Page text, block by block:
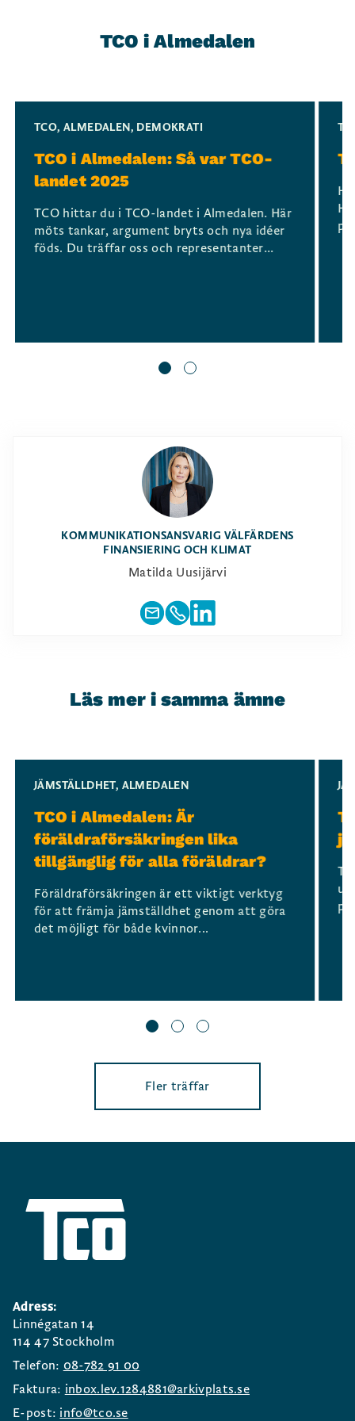
TCO i Almedalen
TCO,ALMEDALEN, DEMOKRATI
TCO i Almedalen: Så var TCO-
landet 2025
TCO hittar du i TCO-landet i Almedalen. Här
möts tankar, argument bryts och nya idéer
föds. Du träffar oss och representanter...
KOMMUNIKATIONSANSVARIG VÄLFÄRDENS
FINANSIERING OCH KLIMAT
Matilda Uusijärvi
Läs mer i samma ämne
JÄMSTÄLLDHET, ALMEDALEN
TCO i Almedalen: Är
föräldraförsäkringen lika
tillgänglig för alla föräldrar?
Föräldraförsäkringen är ett viktigt verktyg
för att främja jämställdhet genom att göra
det möjligt för både kvinnor...
Fler träffar
Adress:
Linnégatan 14
114 47 Stockholm
Telefon: 08-782 91 00
Faktura: inbox.lev.1284881@arkivplats.se
E-post: info@tco.se